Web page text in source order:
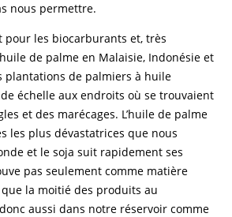
nous permettre.
pour les biocarburants et, très
de palme en Malaisie, Indonésie et
plantations de palmiers à huile
échelle aux endroits où se trouvaient
et des marécages. L’huile de palme
les plus dévastatrices que nous
et le soja suit rapidement ses
pas seulement comme matière
la moitié des produits au
aussi dans notre réservoir comme